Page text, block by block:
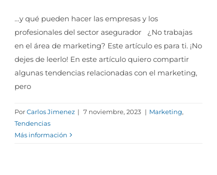
…y qué pueden hacer las empresas y los
profesionales del sector asegurador ¿No trabajas
en el área de marketing? Este artículo es para ti. ¡No
dejes de leerlo! En este artículo quiero compartir
algunas tendencias relacionadas con el marketing,
pero
PorCarlos Jimenez | 7 noviembre, 2023 | Marketing,
Tendencias
Más información